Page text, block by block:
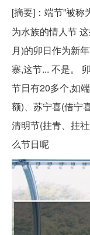
[摘要]：端节”被称
为水族的情人节
月)的卯日作为新
寨,这节... 不是。
节日有20多个,如
额)、苏宁喜(借宁
清明节(挂青、挂
么节日呢